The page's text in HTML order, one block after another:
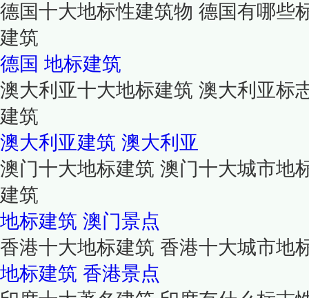
德国十大地标性建筑物 德国有哪些
建筑
德国 地标建筑
澳大利亚十大地标建筑 澳大利亚标
建筑
澳大利亚建筑 澳大利亚
澳门十大地标建筑 澳门十大城市地
建筑
地标建筑 澳门景点
香港十大地标建筑 香港十大城市地
地标建筑 香港景点